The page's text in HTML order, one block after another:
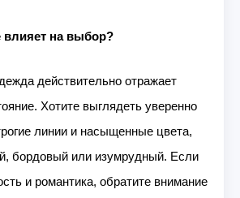
влияет на выбор?
действительно отражает
Хотите выглядеть уверенно
линии и насыщенные цвета,
бордовый или изумрудный. Если
и романтика, обратите внимание